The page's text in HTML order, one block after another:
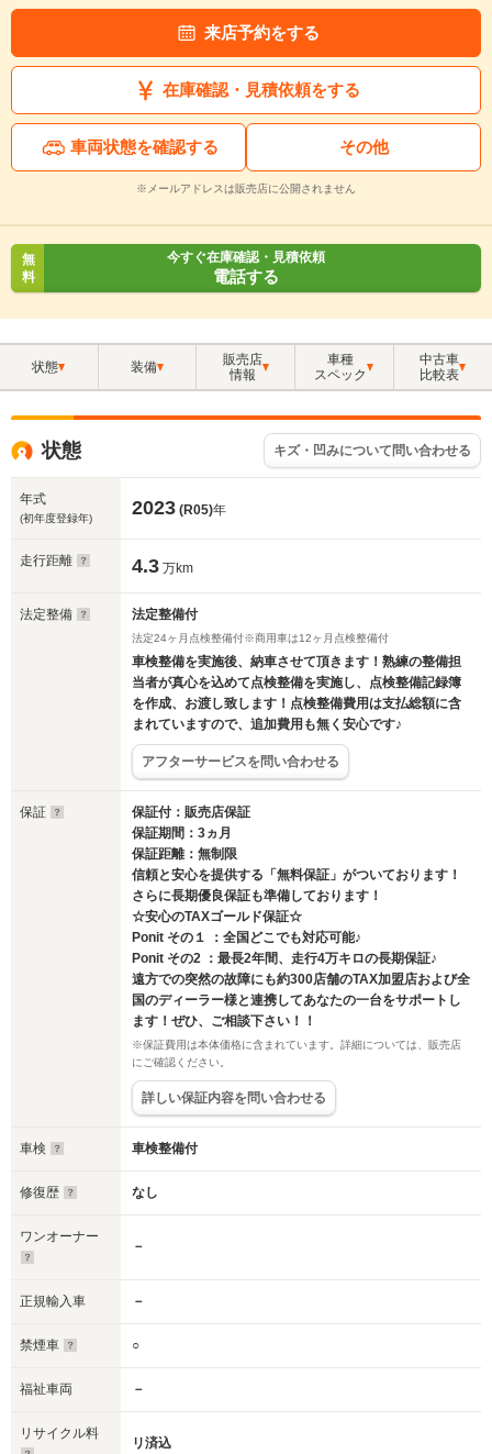
来店予約をする
在庫確認・見積依頼をする
車両状態を確認する その他
※メールアドレスは販売店に公開されません
無
料
今すぐ在庫確認・見積依頼
電話する
状態 装備
販売店
情報
車種
スペック
中古車
比較表
状態 キズ・凹みについて問い合わせる
年式
(初年度登録年) 2023 (R05)年
走行距離 4.3 万km
法定整備 法定整備付
法定24ヶ月点検整備付※商用車は12ヶ月点検整備付
車検整備を実施後、納車させて頂きます！熟練の整備担
当者が真心を込めて点検整備を実施し、点検整備記録簿
を作成、お渡し致します！点検整備費用は支払総額に含
まれていますので、追加費用も無く安心です♪
アフターサービスを問い合わせる
保証
保証付：販売店保証
保証期間：3ヵ月
保証距離：無制限
信頼と安心を提供する「無料保証」がついております！
さらに長期優良保証も準備しております！
☆安心のTAXゴールド保証☆
Ponit その１ ：全国どこでも対応可能♪
Ponit その2 ：最長2年間、走行4万キロの長期保証♪
遠方での突然の故障にも約300店舗のTAX加盟店および全
国のディーラー様と連携してあなたの一台をサポートし
ます！ぜひ、ご相談下さい！！
※保証費用は本体価格に含まれています。詳細については、販売店
にご確認ください。
詳しい保証内容を問い合わせる
車検 車検整備付
修復歴 なし
ワンオーナー
－
正規輸入車 －
禁煙車 ○
福祉車両 －
リサイクル料
リ済込